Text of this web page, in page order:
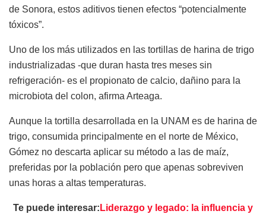
de Sonora, estos aditivos tienen efectos “potencialmente
tóxicos”.
Uno de los más utilizados en las tortillas de harina de trigo
industrializadas -que duran hasta tres meses sin
refrigeración- es el propionato de calcio, dañino para la
microbiota del colon, afirma Arteaga.
Aunque la tortilla desarrollada en la UNAM es de harina de
trigo, consumida principalmente en el norte de México,
Gómez no descarta aplicar su método a las de maíz,
preferidas por la población pero que apenas sobreviven
unas horas a altas temperaturas.
Te puede interesar: Liderazgo y legado: la influencia y